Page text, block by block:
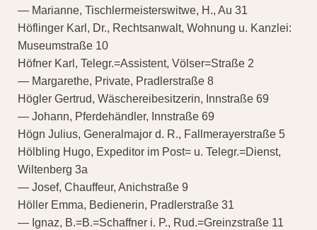
— Marianne, Tischlermeisterswitwe, H., Au 31
Höflinger Karl, Dr., Rechtsanwalt, Wohnung u. Kanzlei:
Museumstraße 10
Höfner Karl, Telegr.=Assistent, Völser=Straße 2
— Margarethe, Private, Pradlerstraße 8
Högler Gertrud, Wäschereibesitzerin, Innstraße 69
— Johann, Pferdehändler, Innstraße 69
Högn Julius, Generalmajor d. R., Fallmerayerstraße 5
Hölbling Hugo, Expeditor im Post= u. Telegr.=Dienst,
Wiltenberg 3a
— Josef, Chauffeur, Anichstraße 9
Höller Emma, Bedienerin, Pradlerstraße 31
— Ignaz, B.=B.=Schaffner i. P., Rud.=Greinzstraße 11